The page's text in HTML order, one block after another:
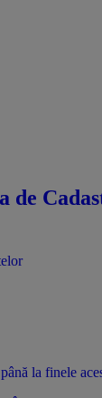
de
la finele